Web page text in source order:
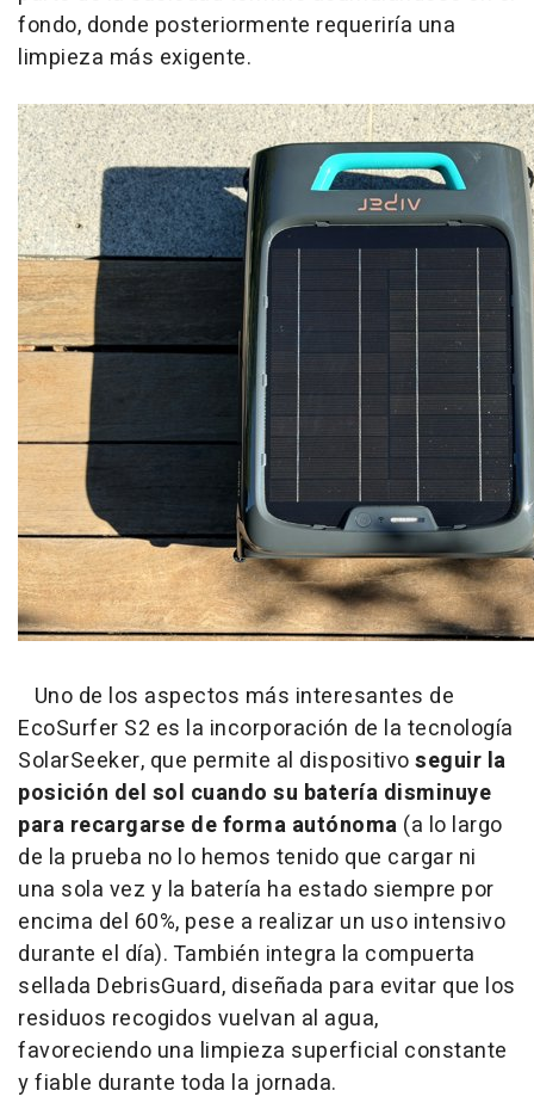
fondo, donde posteriormente requeriría una
limpieza más exigente.
Uno de los aspectos más interesantes de
EcoSurfer S2 es la incorporación de la tecnología
SolarSeeker, que permite al dispositivoseguir la
posición del sol cuando su batería disminuye
para recargarse de forma autónoma (a lo largo
de la prueba no lo hemos tenido que cargar ni
una sola vez y la batería ha estado siempre por
encima del 60%, pese a realizar un uso intensivo
durante el día). También integra la compuerta
sellada DebrisGuard, diseñada para evitar que los
residuos recogidos vuelvan al agua,
favoreciendo una limpieza superficial constante
y fiable durante toda la jornada.